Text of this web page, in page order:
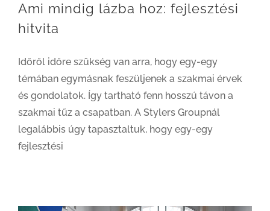
Ami mindig lázba hoz: fejlesztési
hitvita
Időről időre szükség van arra, hogy egy-egy
témában egymásnak feszüljenek a szakmai érvek
és gondolatok. Így tartható fenn hosszú távon a
szakmai tűz a csapatban. A Stylers Groupnál
legalábbis úgy tapasztaltuk, hogy egy-egy
fejlesztési